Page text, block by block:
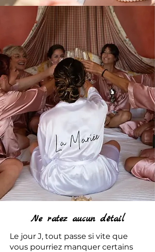
Ne ratez aucun détail
Le jour J, tout passe si vite que
vous pourriez manquer certains